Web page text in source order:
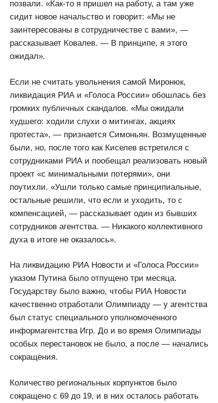
позвали. «Как-то я пришел на работу, а там уже
сидит новое начальство и говорит: «Мы не
заинтересованы в сотрудничестве с вами», —
рассказывает Ковалев. — В принципе, я этого
ожидал».
Если не считать увольнения самой Миронюк,
ликвидация РИА и «Голоса России» обошлась без
громких публичных скандалов. «Мы ожидали
худшего: ходили слухи о митингах, акциях
протеста», — признается Симоньян. Возмущенные
были, но, после того как Киселев встретился с
сотрудниками РИА и пообещал реализовать новый
проект «с минимальными потерями», они
поутихли. «Ушли только самые принципиальные,
остальные решили, что если и уходить, то с
компенсацией, — рассказывает один из бывших
сотрудников агентства. — Никакого коллективного
духа в итоге не оказалось».
На ликвидацию РИА Новости и «Голоса России»
указом Путина было отпущено три месяца.
Государству было важно, чтобы РИА Новости
качественно отработали Олимпиаду — у агентства
был статус специального уполномоченного
информагентства Игр. До и во время Олимпиады
особых перестановок не было, а после — начались
сокращения.
Количество региональных корпунктов было
сокращено с 69 до 19, и в них осталось работать